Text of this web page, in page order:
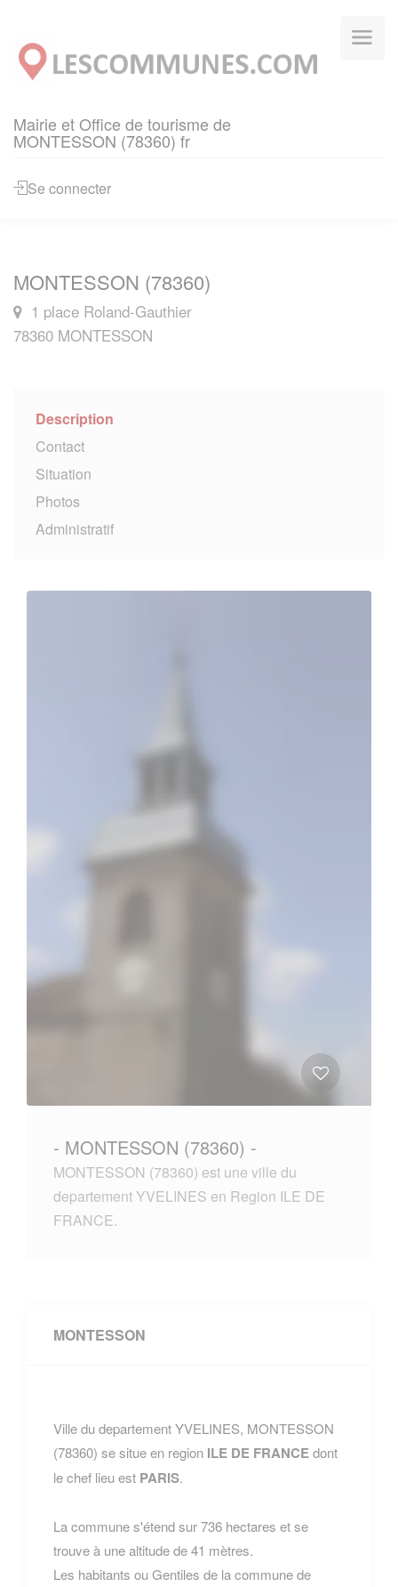
Mairie et Office de tourisme de
MONTESSON (78360) fr
Se connecter
MONTESSON (78360)
1 place Roland-Gauthier
78360 MONTESSON
Description
Contact
Situation
Photos
Administratif
- MONTESSON (78360) -
MONTESSON (78360) est une ville du
departement YVELINES en Region ILE DE
FRANCE.
MONTESSON
Ville du departement YVELINES, MONTESSON
(78360) se situe en region ILE DE FRANCEdont
le chef lieu est PARIS.
La commune s'étend sur 736 hectares et se
trouve à une altitude de 41 mètres.
Les habitants ou Gentiles de la commune de